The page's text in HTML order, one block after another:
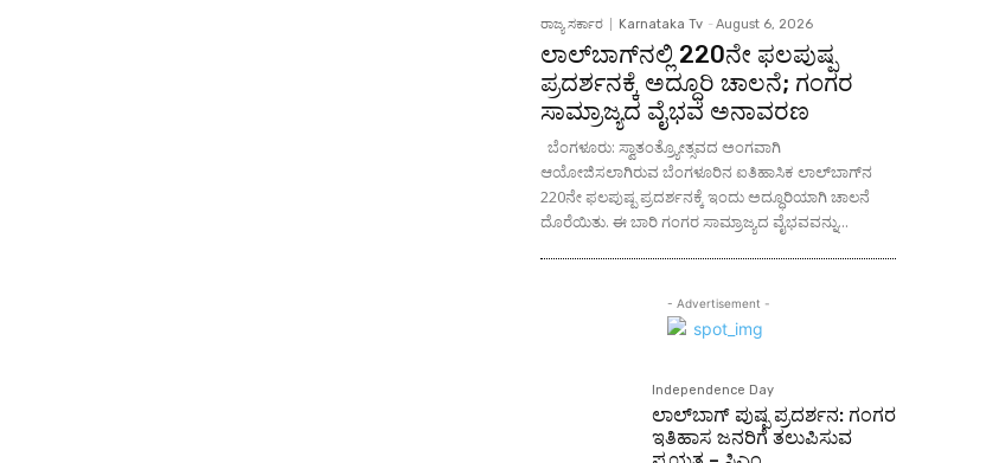
ರಾಜ್ಯ ಸರ್ಕಾರ Karnataka Tv - August 6, 2026
ಲಾಲ್‌ಬಾಗ್‌ನಲ್ಲಿ 220ನೇ ಫಲಪುಷ್ಪ
ಪ್ರದರ್ಶನಕ್ಕೆ ಅದ್ಧೂರಿ ಚಾಲನೆ; ಗಂಗರ
ಸಾಮ್ರಾಜ್ಯದ ವೈಭವ ಅನಾವರಣ
ಬೆಂಗಳೂರು: ಸ್ವಾತಂತ್ರ್ಯೋತ್ಸವದ ಅಂಗವಾಗಿ
ಆಯೋಜಿಸಲಾಗಿರುವ ಬೆಂಗಳೂರಿನ ಐತಿಹಾಸಿಕ ಲಾಲ್‌ಬಾಗ್‌ನ
220ನೇ ಫಲಪುಷ್ಪ ಪ್ರದರ್ಶನಕ್ಕೆ ಇಂದು ಅದ್ಧೂರಿಯಾಗಿ ಚಾಲನೆ
ದೊರೆಯಿತು. ಈ ಬಾರಿ ಗಂಗರ ಸಾಮ್ರಾಜ್ಯದ ವೈಭವವನ್ನು...
- Advertisement -
Independence Day
ಲಾಲ್‌ಬಾಗ್ ಪುಷ್ಪ ಪ್ರದರ್ಶನ: ಗಂಗರ
ಇತಿಹಾಸ ಜನರಿಗೆ ತಲುಪಿಸುವ